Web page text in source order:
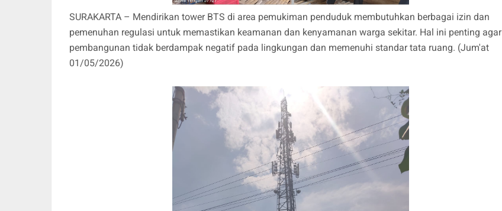
SURAKARTA – Mendirikan tower BTS di area pemukiman penduduk membutuhkan berbagai izin dan
pemenuhan regulasi untuk memastikan keamanan dan kenyamanan warga sekitar. Hal ini penting agar
pembangunan tidak berdampak negatif pada lingkungan dan memenuhi standar tata ruang. (Jum'at
01/05/2026)